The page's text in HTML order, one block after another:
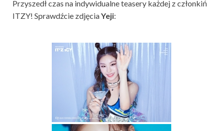
Przyszedł czas na indywidualne teasery każdej z członkiń
ITZY! Sprawdźcie zdjęciaYeji: